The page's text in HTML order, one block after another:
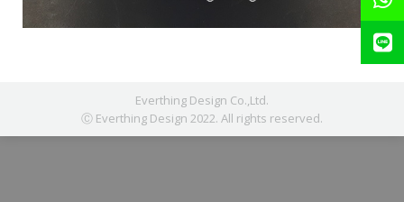
Everthing Design Co.,Ltd.
Ⓒ Everthing Design 2022. All rights reserved.